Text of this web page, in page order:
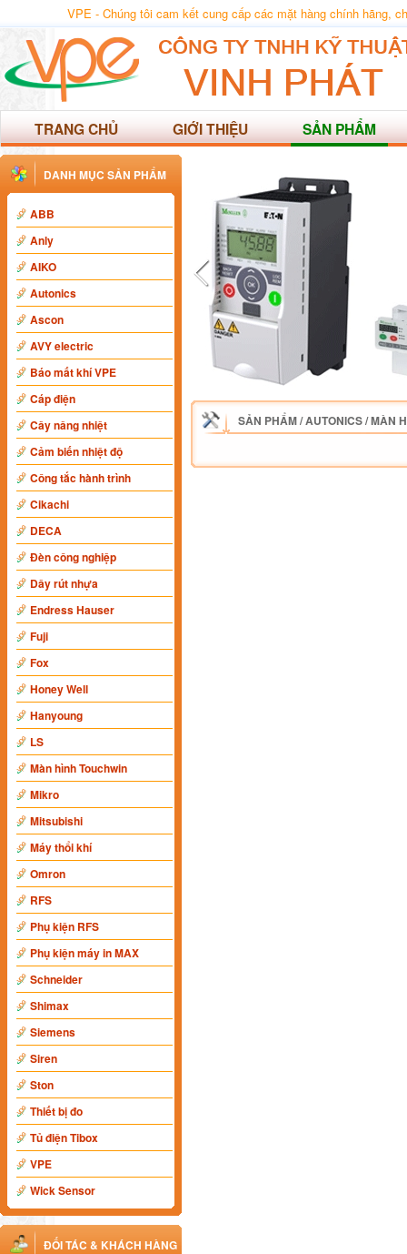
VPE - Chúng tôi cam kết cung cấp các mặt hàng chính hãng,
TRANG CHỦ GIỚI THIỆU SẢN PHẨM
DANH MỤC SẢN PHẨM
ABB
Anly
AIKO
Autonics
Ascon
AVY electric
Báo mất khí VPE
Cáp điện
Cây nâng nhiệt
Cảm biến nhiệt độ
Công tắc hành trình
Cikachi
DECA
Đèn công nghiệp
Dây rút nhựa
Endress Hauser
Fuji
Fox
Honey Well
Hanyoung
LS
Màn hình Touchwin
Mikro
Mitsubishi
Máy thổi khí
Omron
RFS
Phụ kiện RFS
Phụ kiện máy in MAX
Schneider
Shimax
Siemens
Siren
Ston
Thiết bị đo
Tủ điện Tibox
VPE
Wick Sensor
ĐỐI TÁC & KHÁCH HÀNG
SẢN PHẨM/AUTONICS/MÀN